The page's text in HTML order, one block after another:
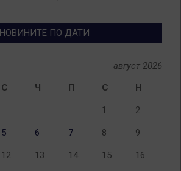
НОВИНИТЕ ПО ДАТИ
август 2026
С Ч П С Н
1 2
5 6 7 8 9
12 13 14 15 16